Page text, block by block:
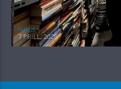
Hevzi
7 PRILL, 2025